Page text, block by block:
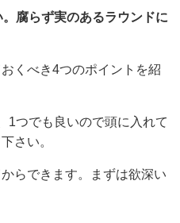
腐らず実のあるラウンドに
くべき4つのポイントを紹
1つでも良いので頭に入れて
さい。
らできます。まずは欲深い